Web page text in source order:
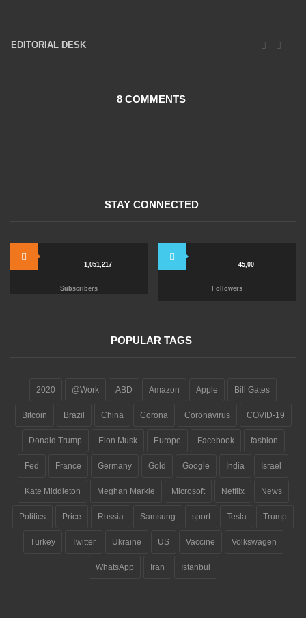
EDITORIAL DESK
8 COMMENTS
STAY CONNECTED
1,051,217
Subscribers
45,00
Followers
POPULAR TAGS
2020 @Work ABD Amazon Apple Bill Gates
Bitcoin Brazil China Corona Coronavirus COVID-19
Donald Trump Elon Musk Europe Facebook fashion
Fed France Germany Gold Google India Israel
Kate Middleton Meghan Markle Microsoft Netflix News
Politics Price Russia Samsung sport Tesla Trump
Turkey Twitter Ukraine US Vaccine Volkswagen
WhatsApp İran İstanbul